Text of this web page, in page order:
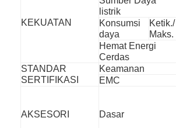
KEKUATAN
listrik
Konsumsi
daya
Ketik./
Maks.
Hemat Energi
Cerdas
STANDAR
SERTIFIKASI
Keamanan
EMC
AKSESORI Dasar